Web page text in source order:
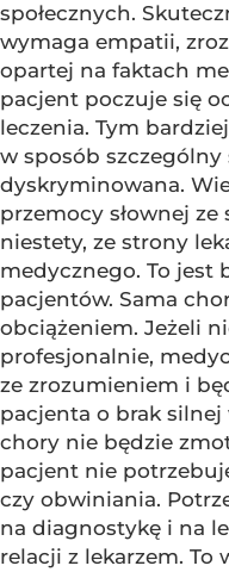
społecznych.
wymaga empatii,
opartej na faktach
pacjent poczuje się
leczenia. Tym
w sposób
dyskryminowana.
przemocy słownej ze
niestety, ze strony
medycznego. To jest
pacjentów. Sama
obciążeniem. Jeżeli
profesjonalnie,
ze zrozumieniem i
pacjenta o brak
chory nie będzie
pacjent nie
czy obwiniania.
na diagnostykę i na
relacji z lekarzem. To